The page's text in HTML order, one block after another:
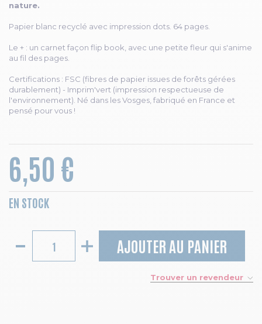
nature.
Papier blanc recyclé avec impression dots. 64 pages.
Le + : un carnet façon flip book, avec une petite fleur qui s'anime
au fil des pages.
Certifications : FSC (fibres de papier issues de forêts gérées
durablement) - Imprim'vert (impression respectueuse de
l'environnement). Né dans les Vosges, fabriqué en France et
pensé pour vous !
6,50 €
EN STOCK
AJOUTER AU PANIER
Trouver un revendeur